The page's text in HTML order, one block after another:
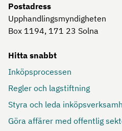
Postadress
Upphandlingsmyndigheten
Box 1194, 171 23 Solna
Hitta snabbt
Inköpsprocessen
Regler och lagstiftning
Styra och leda
Göra affärer med offentlig